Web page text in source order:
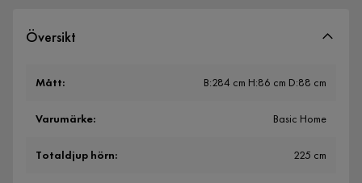
Översikt
Mått: B:284 cm H:86 cm D:88 cm
Varumärke: Basic Home
Totaldjup hörn: 225 cm